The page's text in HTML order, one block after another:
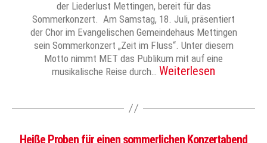
der Liederlust Mettingen, bereit für das
Sommerkonzert. Am Samstag, 18. Juli, präsentiert
der Chor im Evangelischen Gemeindehaus Mettingen
sein Sommerkonzert „Zeit im Fluss“. Unter diesem
Motto nimmt MET das Publikum mit auf eine
musikalische Reise durch… Weiterlesen
Heiße Proben für einen sommerlichen Konzertabend